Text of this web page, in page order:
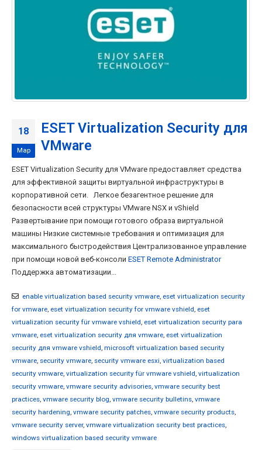
18
Мар
ESET Virtualization Security для
VMware
ESET Virtualization Security для VMware предоставляет средства
для эффективной защиты виртуальной инфраструктуры в
корпоративной сети. Легкое безагентное решение для
безопасности всей структуры VMware NSX и vShield
Развертывание при помощи готового образа виртуальной
машины Низкие системные требования и оптимизация для
максимального быстродействия Централизованное управление
при помощи новой веб-консоли ESET Remote Administrator
Поддержка автоматизации...
enable virtualization based security vmware, eset virtualization security
for vmware eset virtualization security for vmware vshield eset
virtualization security für vmware vshield eset virtualization security para
vmware eset virtualization security для vmware eset virtualization
security для vmware vshield microsoft virtualization based security
vmware security vmware security vmware esxi virtualization based
security vmware virtualization security für vmware vshield virtualization
security vmware vmware security advisories vmware security best
practices vmware security blog vmware security bulletins vmware
security hardening vmware security patches vmware security products
vmware security server, vmware virtualization security best practices
windows virtualization based security vmware